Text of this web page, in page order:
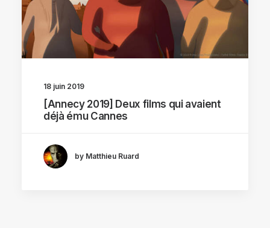
18 juin 2019
[Annecy 2019] Deux films qui avaient
déjà ému Cannes
by Matthieu Ruard